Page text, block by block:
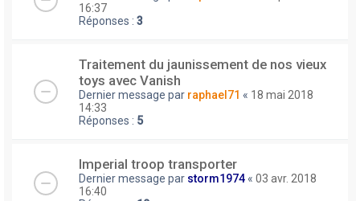
16:37
Réponses : 3
Traitement du jaunissement de nos vieux
toys avec Vanish
Dernier message par raphael71 « 18 mai 2018
14:33
Réponses : 5
Imperial troop transporter
Dernier message par storm1974 « 03 avr. 2018
16:40